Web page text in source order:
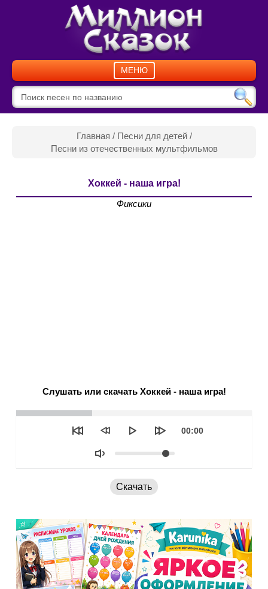
МЕНЮ
Главная / Песни для детей/
Песни из отечественных мультфильмов
Хоккей - наша игра!
Фиксики
Слушать или скачать Хоккей - наша игра!
Текущее
00:00
Объем
Скачать